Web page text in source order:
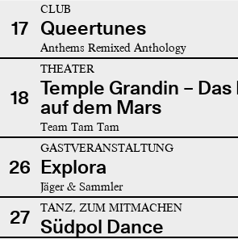
17
CLUB
Queertunes
Anthems Remixed Anthology
18
THEATER
Temple Grandin –
auf dem Mars
Team Tam Tam
26
GASTVERANSTALTUNG
Explora
Jäger & Sammler
27 TANZ, ZUM MITMACHEN
Südpol Dance